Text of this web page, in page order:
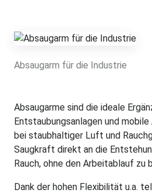
Absaugarm für die Industrie
Absaugarme sind die ideale
Entstaubungsanlagen und
bei staubhaltiger Luft und
Saugkraft direkt an die
Rauch, ohne den Arbeitablauf zu
Dank der hohen Flexibilität u.a.